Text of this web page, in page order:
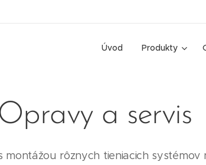
Úvod Produkty
a servis
montážou rôznych tieniacich